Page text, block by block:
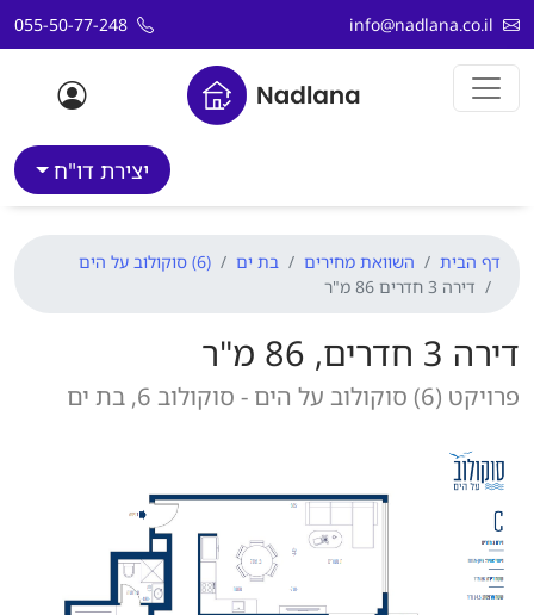
דלג לתוכן
info@nadlana.co.il
055-50-77-248
יצירת דו"ח
דף הבית השוואת מחירים בת ים
(6) סוקולוב על הים
דירה 3 חדרים 86 מ"ר
דירה 3 חדרים, 86 מ"ר
פרויקט (6) סוקולוב על הים - סוקולוב 6, בת ים